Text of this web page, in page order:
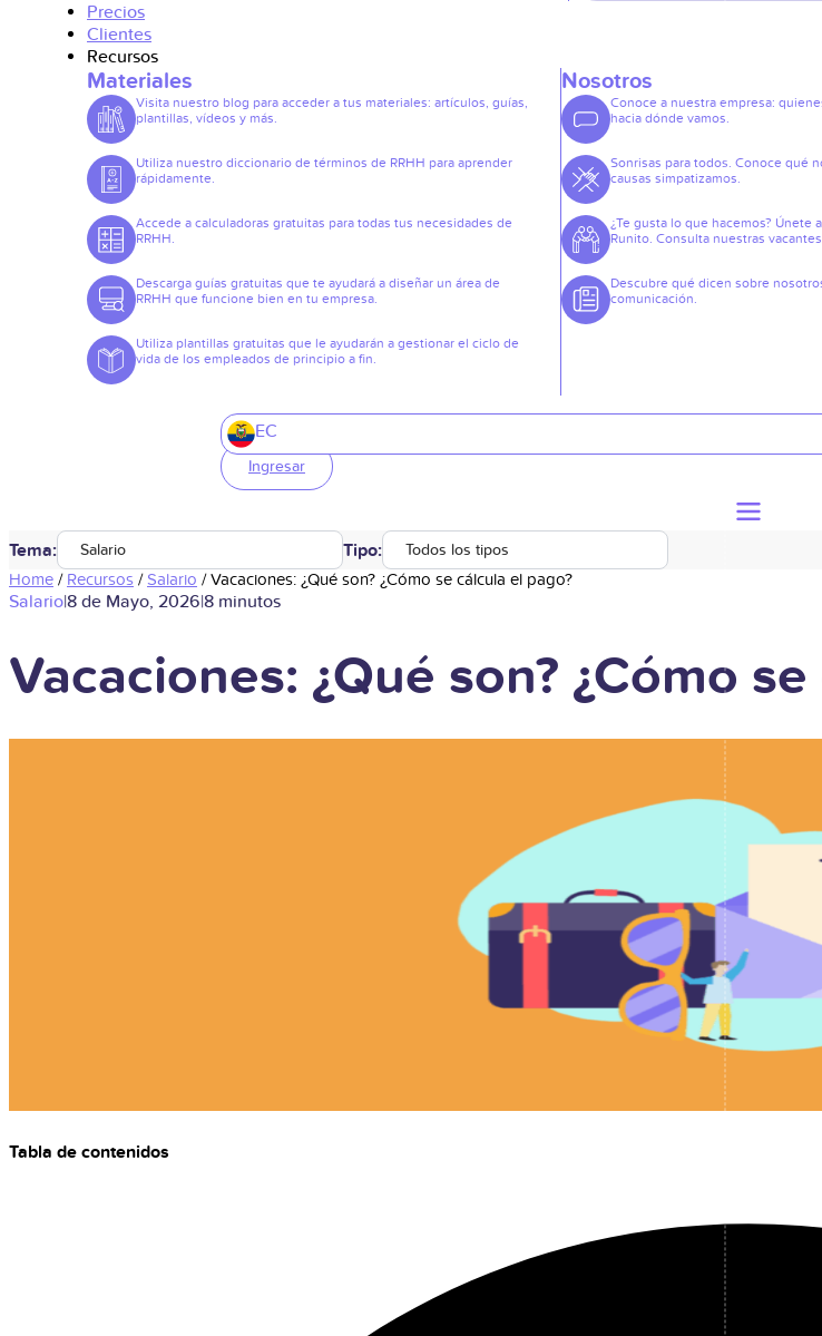
Precios
Clientes
Recursos
Materiales
Visita nuestro blog para acceder a tus materiales: artículos, guías,
plantillas, vídeos y más.
Utiliza nuestro diccionario de términos de RRHH para aprender
rápidamente.
Accede a calculadoras gratuitas para todas tus necesidades de
RRHH.
Descarga guías gratuitas que te ayudará a diseñar un área de
RRHH que funcione bien en tu empresa.
Utiliza plantillas gratuitas que le ayudarán a gestionar el ciclo de
vida de los empleados de principio a fin.
Nosotros
Conoce a nuestra empresa:
hacia dónde vamos.
Sonrisas para todos. Conoce qué
causas simpatizamos.
¿Te gusta lo que hacemos? Únete
Runito. Consulta nuestras
Descubre qué dicen sobre
comunicación.
EC
Ingresar
Tema: Salario Tipo: Todos los tipos
Home / Recursos /Salario /Vacaciones: ¿Qué son? ¿Cómo se cálcula el pago?
Salario|8 de Mayo, 2026|8 minutos
Vacaciones: ¿Qué son? ¿Cómo
Tabla de contenidos